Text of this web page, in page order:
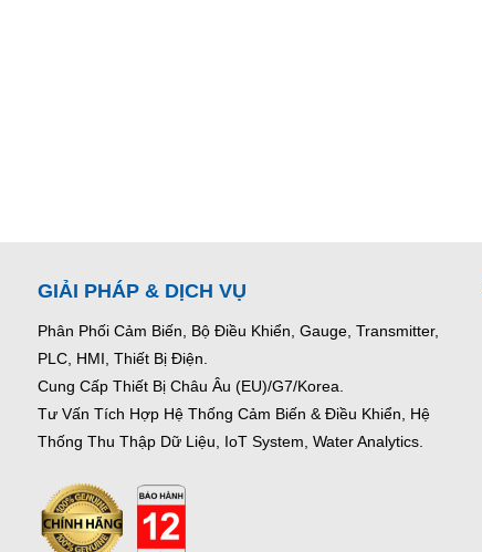
GIẢI PHÁP & DỊCH VỤ
Phân Phối Cảm Biến, Bộ Điều Khiển, Gauge, Transmitter,
PLC, HMI, Thiết Bị Điện.
Cung Cấp Thiết Bị Châu Âu (EU)/G7/Korea.
Tư Vấn Tích Hợp Hệ Thống Cảm Biến & Điều Khiển, Hệ
Thống Thu Thập Dữ Liệu, IoT System, Water Analytics.